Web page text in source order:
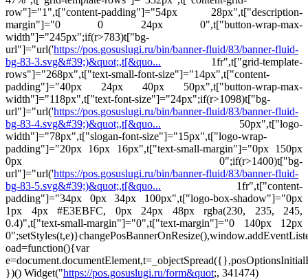
row"]="1",t["content-padding"]="54px 28px",t["description-
margin"]="0 0 24px 0",t["button-wrap-max-
width"]="245px";if(r>783)t["bg-
url"]="url('https://pos.gosuslugi.ru/bin/banner-fluid/83/banner-fluid-
bg-83-3.svg&#39;)&quot;,t[&quo... 1fr",t["grid-template-
rows"]="268px",t["text-small-font-size"]="14px",t["content-
padding"]="40px 24px 40px 50px",t["button-wrap-max-
width"]="118px",t["text-font-size"]="24px";if(r>1098)t["bg-
url"]="url('https://pos.gosuslugi.ru/bin/banner-fluid/83/banner-fluid-
bg-83-4.svg&#39;)&quot;,t[&quo... 50px",t["logo-
width"]="78px",t["slogan-font-size"]="15px",t["logo-wrap-
padding"]="20px 16px 16px",t["text-small-margin"]="0px 150px
0px 0";if(r>1400)t["bg-
url"]="url('https://pos.gosuslugi.ru/bin/banner-fluid/83/banner-fluid-
bg-83-5.svg&#39;)&quot;,t[&quo... 1fr",t["content-
padding"]="34px 0px 34px 100px",t["logo-box-shadow"]="0px
1px 4px #E3EBFC, 0px 24px 48px rgba(230, 235, 245,
0.4)",t["text-small-margin"]="0",t["text-margin"]="0 140px 12px
oad=function(){var
})() Widget("https://pos.gosuslugi.ru/form&quot;, 341474)